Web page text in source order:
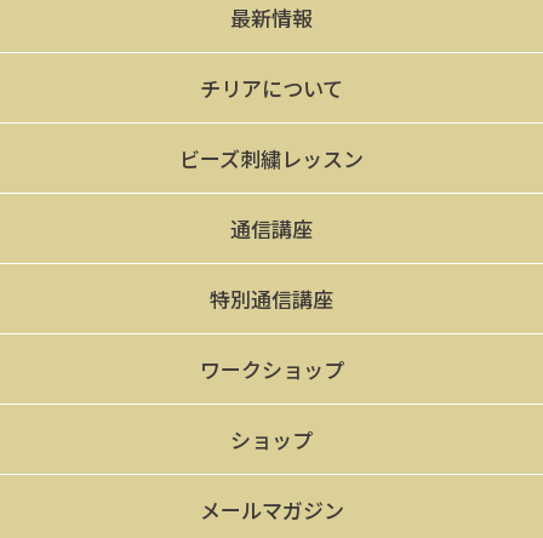
最新情報
チリアについて
ビーズ刺繍レッスン
通信講座
特別通信講座
ワークショップ
ショップ
メールマガジン